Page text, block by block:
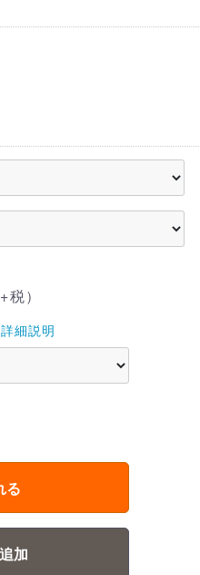
）
詳細説明
る
加